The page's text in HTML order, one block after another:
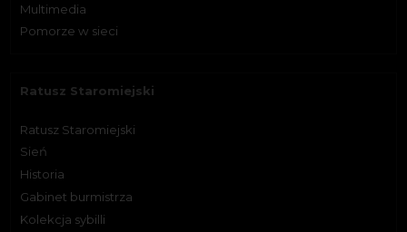
Multimedia
Pomorze w sieci
Ratusz Staromiejski
Ratusz Staromiejski
Sień
Historia
Gabinet burmistrza
Kolekcja sybilli